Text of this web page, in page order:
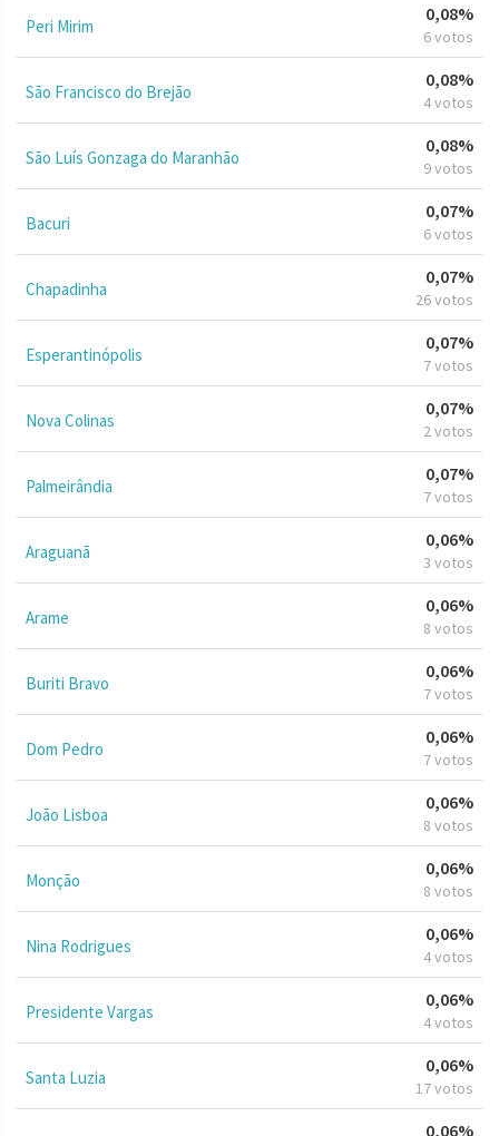
Peri Mirim
0,08%
6 votos
São Francisco do Brejão
0,08%
4 votos
São Luís Gonzaga do Maranhão
0,08%
9 votos
Bacuri
0,07%
6 votos
Chapadinha
0,07%
26 votos
Esperantinópolis
0,07%
7 votos
Nova Colinas
0,07%
2 votos
Palmeirândia
0,07%
7 votos
Araguanã
0,06%
3 votos
Arame
0,06%
8 votos
Buriti Bravo
0,06%
7 votos
Dom Pedro
0,06%
7 votos
João Lisboa
0,06%
8 votos
Monção
0,06%
8 votos
Nina Rodrigues
0,06%
4 votos
Presidente Vargas
0,06%
4 votos
Santa Luzia
0,06%
17 votos
0,06%